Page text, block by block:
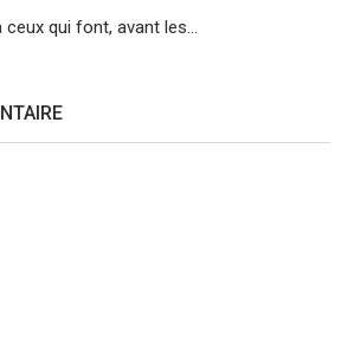
qui font, avant les...